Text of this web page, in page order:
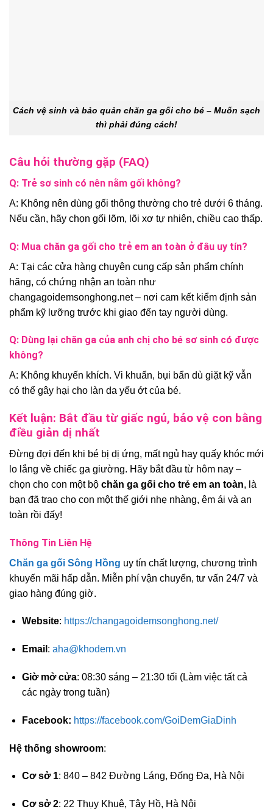
Cách vệ sinh và bảo quản chăn ga gối cho bé – Muốn sạch
thì phải đúng cách!
Câu hỏi thường gặp (FAQ)
Q: Trẻ sơ sinh có nên nằm gối không?
A: Không nên dùng gối thông thường cho trẻ dưới 6 tháng.
Nếu cần, hãy chọn gối lõm, lõi xơ tự nhiên, chiều cao thấp.
Q: Mua chăn ga gối cho trẻ em an toàn ở đâu uy tín?
A: Tại các cửa hàng chuyên cung cấp sản phẩm chính
hãng, có chứng nhận an toàn như
changagoidemsonghong.net – nơi cam kết kiểm định sản
phẩm kỹ lưỡng trước khi giao đến tay người dùng.
Q: Dùng lại chăn ga của anh chị cho bé sơ sinh có được
không?
A: Không khuyến khích. Vi khuẩn, bụi bẩn dù giặt kỹ vẫn
có thể gây hại cho làn da yếu ớt của bé.
Kết luận: Bắt đầu từ giấc ngủ, bảo vệ con bằng
điều giản dị nhất
Đừng đợi đến khi bé bị dị ứng, mất ngủ hay quấy khóc mới
lo lắng về chiếc ga giường. Hãy bắt đầu từ hôm nay –
chọn cho con một bộ chăn ga gối cho trẻ em an toàn, là
bạn đã trao cho con một thế giới nhẹ nhàng, êm ái và an
toàn rồi đấy!
Thông Tin Liên Hệ
Chăn ga gối Sông Hồng uy tín chất lượng, chương trình
khuyến mãi hấp dẫn. Miễn phí vận chuyển, tư vấn 24/7 và
giao hàng đúng giờ.
Website: https://changagoidemsonghong.net/
Email : aha@khodem.vn
Giờ mở cửa: 08:30 sáng – 21:30 tối (Làm việc tất cả
các ngày trong tuần)
Facebook: https://facebook.com/GoiDemGiaDinh
Hệ thống showroom:
Cơ sở 1: 840 – 842 Đường Láng, Đống Đa, Hà Nội
Cơ sở 2: 22 Thụy Khuê, Tây Hồ, Hà Nội